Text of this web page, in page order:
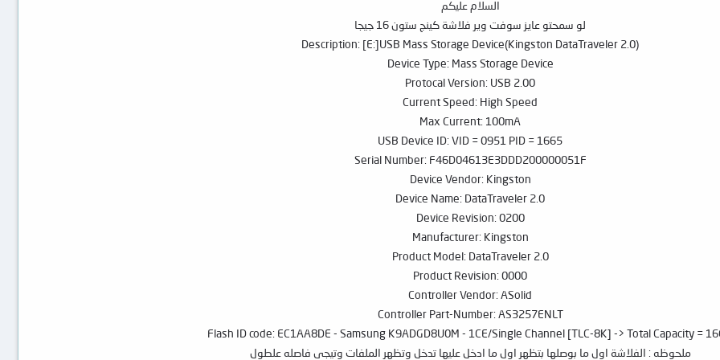
السلام عليكم
لو سمحتو عايز سوفت وير فلاشة كينج ستون 16 جيجا
Description: [E:]USB Mass Storage Device(Kingston DataTraveler 2.0)
Device Type: Mass Storage Device
Protocal Version: USB 2.00
Current Speed: High Speed
Max Current: 100mA
USB Device ID: VID = 0951 PID = 1665
Serial Number: F46D04613E3DDD200000051F
Device Vendor: Kingston
Device Name: DataTraveler 2.0
Device Revision: 0200
Manufacturer: Kingston
Product Model: DataTraveler 2.0
Product Revision: 0000
Controller Vendor: ASolid
Controller Part-Number: AS3257ENLT
Flash ID code: EC1AA8DE - Samsung K9ADGD8U0M - 1CE/Single Channel [TLC-8K] -> Total Capacity =
ملحوظه : الفلاشة اول ما بوصلها بتظهر اول ما ادخل عليها تدخل وتظهر الملفات وتيجي فاصله علطول